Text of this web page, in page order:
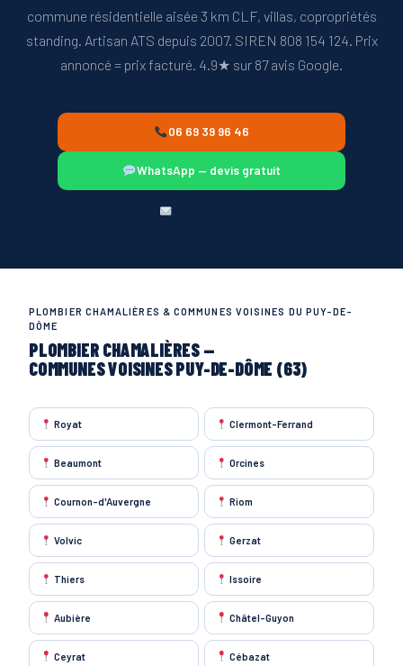
commune résidentielle aisée 3 km CLF, villas, copropriétés
standing. Artisan ATS depuis 2007. SIREN 808 154 124. Prix
annoncé = prix facturé. 4.9★ sur 87 avis Google.
06 69 39 96 46
WhatsApp — devis gratuit
PLOMBIER CHAMALIÈRES & COMMUNES VOISINES DU PUY-DE-
DÔME
PLOMBIER CHAMALIÈRES —
COMMUNES VOISINES PUY-DE-DÔME (63)
Royat Clermont-Ferrand
Beaumont Orcines
Cournon-d'Auvergne Riom
Volvic Gerzat
Thiers Issoire
Aubière Châtel-Guyon
Ceyrat Cébazat